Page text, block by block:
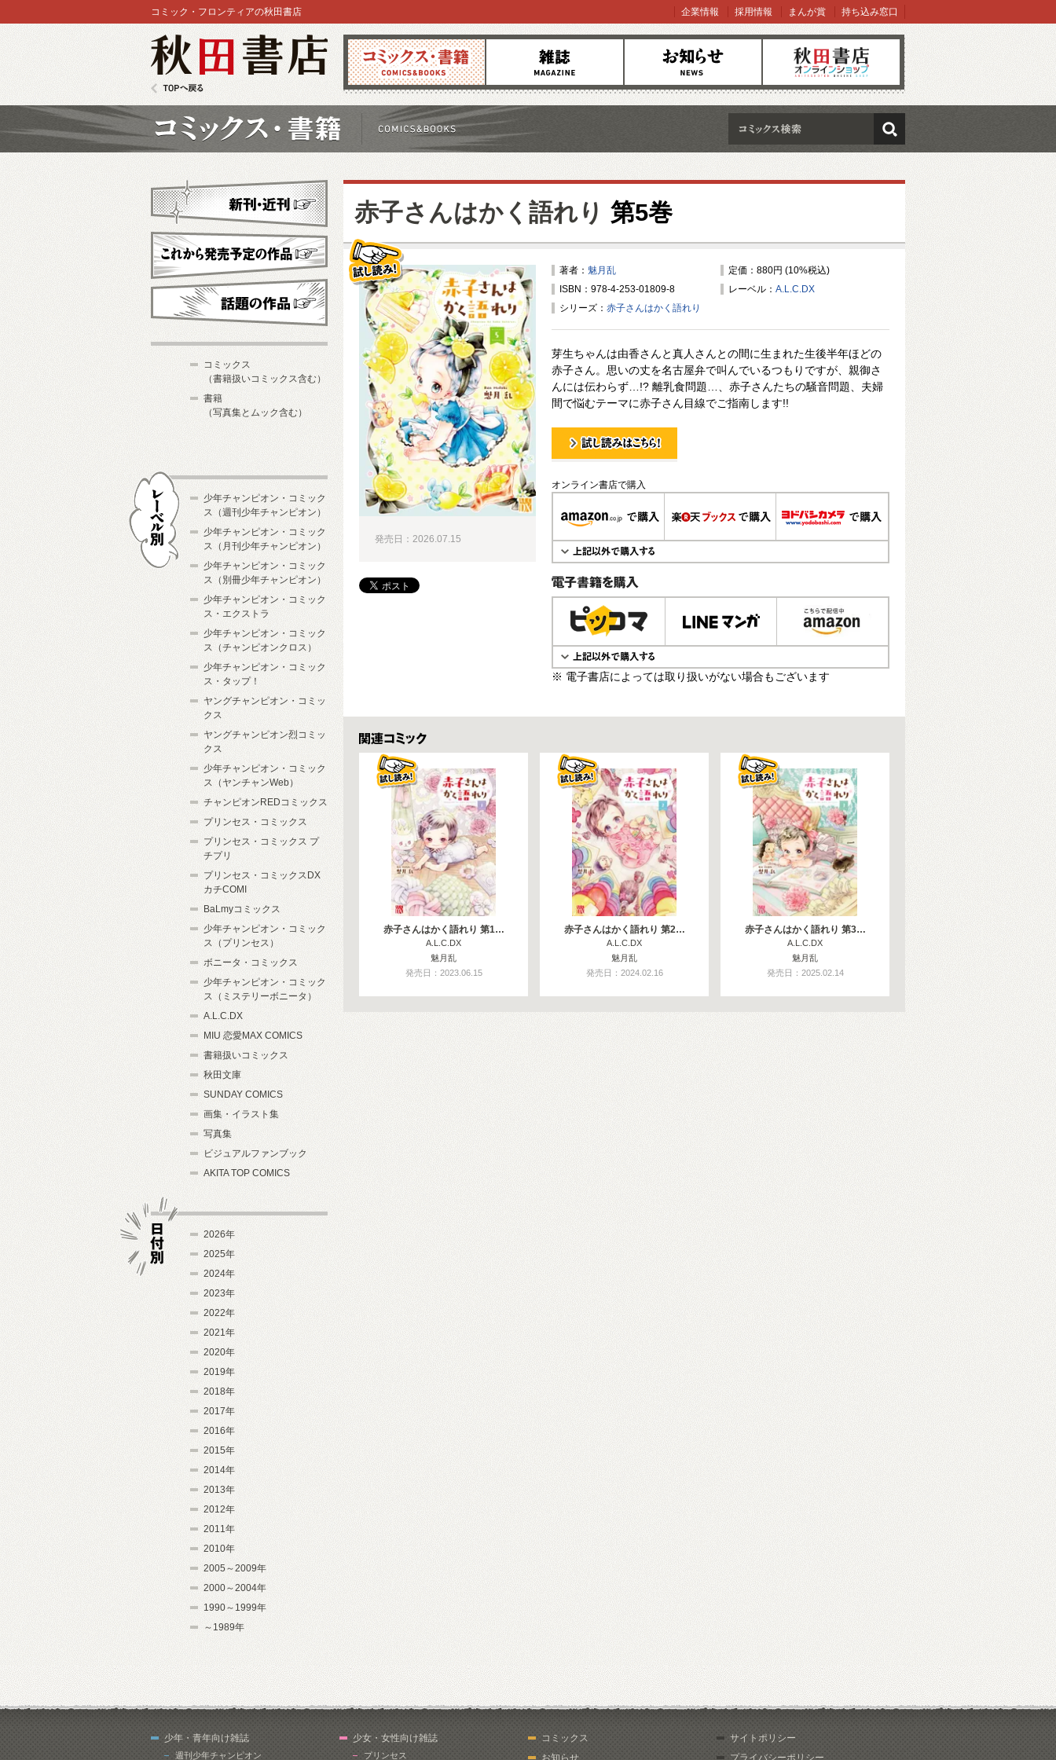
コミックス 雑誌 お知らせ オンラインショップ
コミック・フロンティアの秋田書店 企業情報 採用情報 まんが賞 持ち込み窓口
検索
赤子さんはかく語れり 第5巻
著者： 魅月乱
定価：880円 (10%税込)
ISBN：978-4-253-01809-8
レーベル： A.L.C.DX
シリーズ： 赤子さんはかく語れり
芽生ちゃんは由香さんと真人さんとの間に生まれた生後半年ほどの
赤子さん。思いの丈を名古屋弁で叫んでいるつもりですが、親御さ
んには伝わらず…!? 離乳食問題…、赤子さんたちの騒音問題、夫婦
間で悩むテーマに赤子さん目線でご指南します!!
試し読み！
オンライン書店で購入
電子書籍で購入
※ 電子書店によっては取り扱いがない場合もございます
発売日：2026.07.15
関連コミックス
赤子さんはかく語れり 第1…
A.L.C.DX
魅月乱
発売日：2023.06.15
赤子さんはかく語れり 第2…
A.L.C.DX
魅月乱
発売日：2024.02.16
赤子さんはかく語れり 第3…
A.L.C.DX
魅月乱
発売日：2025.02.14
新刊・近刊
これから発売予定
コミックス
（書籍扱いコミックス含む）
書籍
（写真集とムック含む）
少年チャンピオン・コミック
ス（週刊少年チャンピオン）
少年チャンピオン・コミック
ス（月刊少年チャンピオン）
少年チャンピオン・コミック
ス（別冊少年チャンピオン）
少年チャンピオン・コミック
ス・エクストラ
少年チャンピオン・コミック
ス（チャンピオンクロス）
少年チャンピオン・コミック
ス・タップ！
ヤングチャンピオン・コミッ
クス
ヤングチャンピオン烈コミッ
クス
少年チャンピオン・コミック
ス（ヤンチャンWeb）
チャンピオンREDコミックス
プリンセス・コミックス
プリンセス・コミックス プ
チプリ
プリンセス・コミックスDX
カチCOMI
BaLmyコミックス
少年チャンピオン・コミック
ス（プリンセス）
ボニータ・コミックス
少年チャンピオン・コミック
ス（ミステリーボニータ）
A.L.C.DX
MIU 恋愛MAX COMICS
書籍扱いコミックス
秋田文庫
SUNDAY COMICS
画集・イラスト集
写真集
ビジュアルファンブック
AKITA TOP COMICS
2026年
2025年
2024年
2023年
2022年
2021年
2020年
2019年
2018年
2017年
2016年
2015年
2014年
2013年
2012年
2011年
2010年
2005～2009年
2000～2004年
1990～1999年
～1989年
少年・青年向け雑誌
週刊少年チャンピオン
少女・女性向け雑誌
プリンセス
コミックス
お知らせ
サイトポリシー
プライバシーポリシー